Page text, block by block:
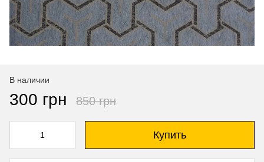
В наличии
300 грн 850 грн
Купить